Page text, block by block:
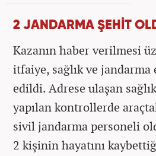
2 JANDARMA ŞEHİT
Kazanın haber verilmesi
itfaiye, sağlık ve
edildi. Adrese ulaşan
yapılan kontrollerde
sivil jandarma personeli
2 kişinin hayatını